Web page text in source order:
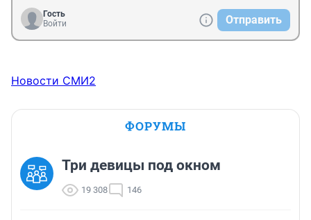
Гость
Войти
Отправить
Новости СМИ2
ФОРУМЫ
Три девицы под окном
19 308 146